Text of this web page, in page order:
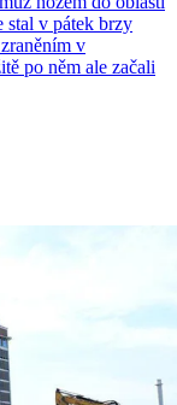
stal v pátek brzy
v
po něm ale začali